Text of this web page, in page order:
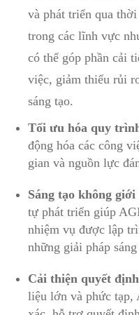
và phát triển qua
trong các lĩnh vực
có thể góp phần cải
việc, giảm thiểu rủi
sáng tạo.
Tối ưu hóa quy
động hóa các công
gian và nguồn lực
Sáng tạo không giới
tự phát triển giúp
nhiệm vụ được lập
những giải pháp
Cải thiện quyết
liệu lớn và phức tạp,